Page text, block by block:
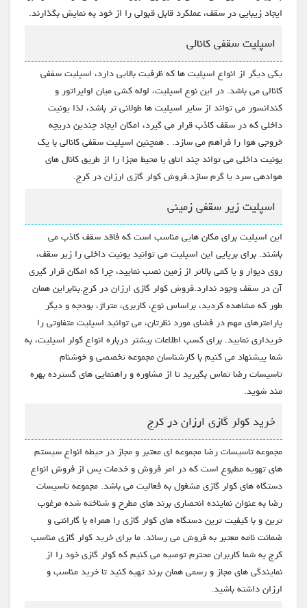
ایجاد زیبایی در سقف، عملکرد قابل قبولی را از خود به نمایش بگذارند.
اسپلیت سقفی کانالی
یکی دیگر از انواع اسپلیت ها که ظرفیت بالایی دارد، اسپلیت سقفی
کانالی می باشد. در این نوع اسپلیت، لوله کشی میان اواپراتور و
کندانسور می تواند از سایر اسپلیت ها طولانی تر باشد، لذا یونیت
داخلی که در سقف کاذب قرار می گیرد، امکان ایجاد چندین دریچه
خروجی هوا را فراهم می سازد. . همچنین اسپلیت سقفی کانالی با یک
یونیت داخلی می تواند چند اتاق یا محیط مجزا را از طریق کانال های
هوادهی سرد یا گرم سازد.فروش کولر گازی ارزان در کرج.
اسپلیت زیر سقفی زمینی
این اسپلیت برای مکان هایی مناسب است که فاقد سقف کاذب می
باشند. برای برپایی این اسپلیت می توانید یونیت داخلی را زیر سقف،
روی دیوار و یا کمی بالاتر از زمین نصب نمایید، چرا که امکان قرار گیری
آن در سقف وجود ندارد.فروش کولر گازی ارزان در کرج.بنابراین همان
طور که مشاهده کردید، براساس نوع، کاربری، متراژ، بودجه و دیگر
پارامترهای مهم در فضای مورد نظرتان، می توانید اسپلیت متفاوتی را
خریداری نمایید. برای کسب اطلاعات بیشتر درباره انواع کولر اسپلیت، به
شما پیشنهاد می کنیم با کارشناسان مجموعه تخصصی و خوشنام
تاسیسات رضا تماس بگیرید تا از مشاوره و راهنمایی های گسترده بهره
مند شوید.
خرید کولر گازی ارزان در کرج
مجموعه تاسیسات رضا مجموعه ای معتبر و مجاز در حیطه انواع سیستم
های تهویه مطبوع است که در امر فروش و خدمات پس از فروش انواع
دستگاه های کولر گازی مشغول به فعالیت می باشد. مجموعه تاسیسات
رضا به عنوان نماینده انحصاری برند های مطرح و شناخته شده مرغوب
ترین و با کیفیت ترین دستگاه های کولر گازی را همراه با گارانتی و
ضمانت نامه معتبر به فروش می رساند. ما برای خرید کولر گازی مناسب
کرج به شما کاربران محترم توصیه می کنیم که کولر گازی خود را از
نمایندگی های مجاز و رسمی همان برند تهیه کنید تا خرید مناسب و
ارزان داشته باشید.